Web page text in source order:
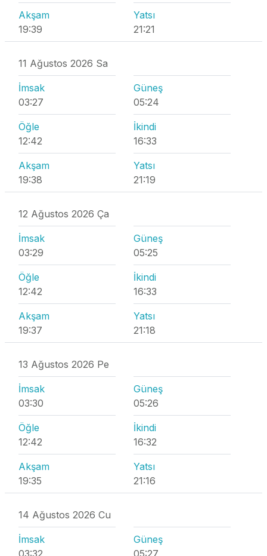
Akşam
19:39
Yatsı
21:21
11 Ağustos 2026 Sa
İmsak
03:27
Güneş
05:24
Öğle
12:42
İkindi
16:33
Akşam
19:38
Yatsı
21:19
12 Ağustos 2026 Ça
İmsak
03:29
Güneş
05:25
Öğle
12:42
İkindi
16:33
Akşam
19:37
Yatsı
21:18
13 Ağustos 2026 Pe
İmsak
03:30
Güneş
05:26
Öğle
12:42
İkindi
16:32
Akşam
19:35
Yatsı
21:16
14 Ağustos 2026 Cu
İmsak
Güneş